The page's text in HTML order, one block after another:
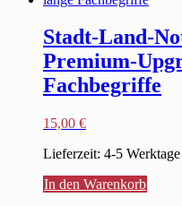
Stadt-Land-
Premium-
Fachbegriffe
15,00 €
Lieferzeit: 4-5 Werktage
In den Warenkorb